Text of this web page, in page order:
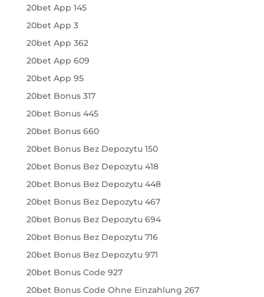
20bet App 145
20bet App 3
20bet App 362
20bet App 609
20bet App 95
20bet Bonus 317
20bet Bonus 445
20bet Bonus 660
20bet Bonus Bez Depozytu 150
20bet Bonus Bez Depozytu 418
20bet Bonus Bez Depozytu 448
20bet Bonus Bez Depozytu 467
20bet Bonus Bez Depozytu 694
20bet Bonus Bez Depozytu 716
20bet Bonus Bez Depozytu 971
20bet Bonus Code 927
20bet Bonus Code Ohne Einzahlung 267